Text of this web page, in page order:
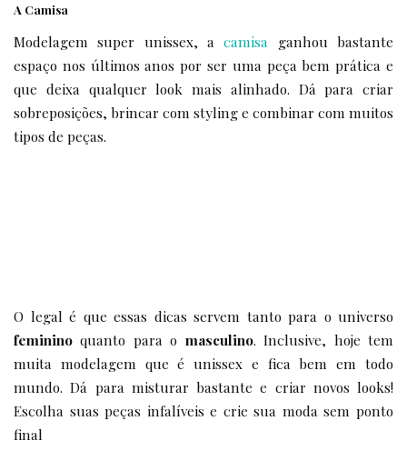
A Camisa
Modelagem super unissex, acamisa ganhou bastante
espaço nos últimos anos por ser uma peça bem prática e
que deixa qualquer look mais alinhado. Dá para criar
sobreposições, brincar com styling e combinar com muitos
tipos de peças.
O legal é que essas dicas servem tanto para o universo
feminino quanto para o masculino. Inclusive, hoje tem
muita modelagem que é unissex e fica bem em todo
mundo. Dá para misturar bastante e criar novos looks!
Escolha suas peças infalíveis e crie sua moda sem ponto
final